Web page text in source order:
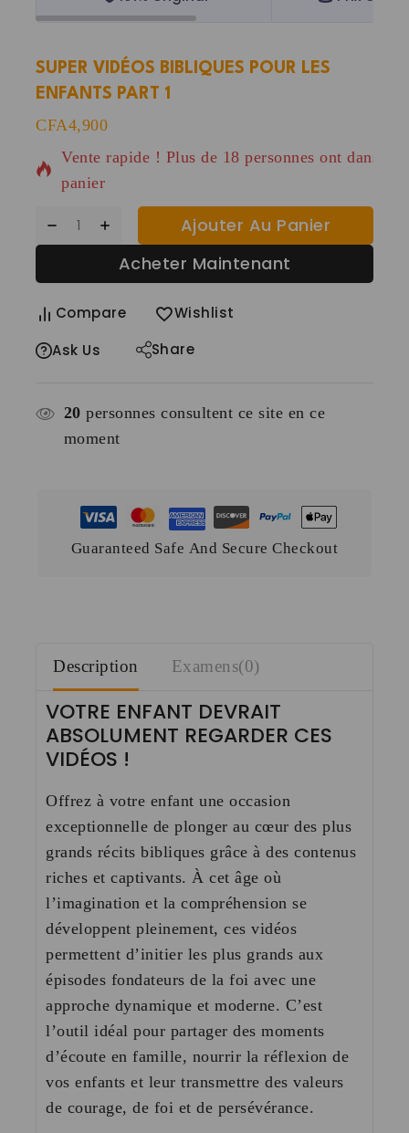
SUPER VIDÉOS BIBLIQUES POUR LES
ENFANTS PART 1
CFA4,900
6 produits vendus au cours des dernières 2
Vente rapide ! Plus de 18 personnes ont dans
panier
Ajouter Au Panier
Acheter Maintenant
Compare
Wishlist
Ask Us
Share
20 personnes consultent ce site en ce
moment
Guaranteed Safe And Secure Checkout
Description Examens(0)
VOTRE ENFANT DEVRAIT
ABSOLUMENT REGARDER CES
VIDÉOS !
Offrez à votre enfant une occasion
exceptionnelle de plonger au cœur des plus
grands récits bibliques grâce à des contenus
riches et captivants. À cet âge où
l’imagination et la compréhension se
développent pleinement, ces vidéos
permettent d’initier les plus grands aux
épisodes fondateurs de la foi avec une
approche dynamique et moderne. C’est
l’outil idéal pour partager des moments
d’écoute en famille, nourrir la réflexion de
vos enfants et leur transmettre des valeurs
de courage, de foi et de persévérance.